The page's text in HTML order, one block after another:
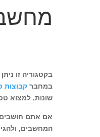
בקטגוריה זו
במחבר קבוצות
שונות, למצוא
אם אתם חושבים
המחשבים,